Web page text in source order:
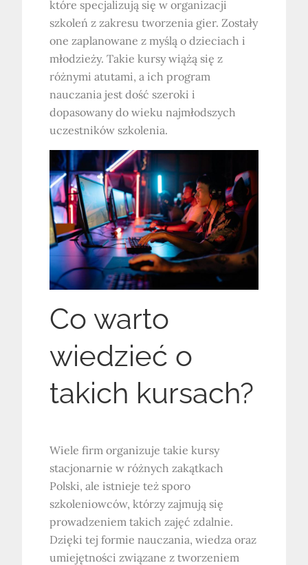
które specjalizują się w organizacji
szkoleń z zakresu tworzenia gier. Zostały
one zaplanowane z myślą o dzieciach i
młodzieży. Takie kursy wiążą się z
różnymi atutami, a ich program
nauczania jest dość szeroki i
dopasowany do wieku najmłodszych
uczestników szkolenia.
Co warto
wiedzieć o
takich kursach?
Wiele firm organizuje takie kursy
stacjonarnie w różnych zakątkach
Polski, ale istnieje też sporo
szkoleniowców, którzy zajmują się
prowadzeniem takich zajęć zdalnie.
Dzięki tej formie nauczania, wiedza oraz
umiejętności związane z tworzeniem